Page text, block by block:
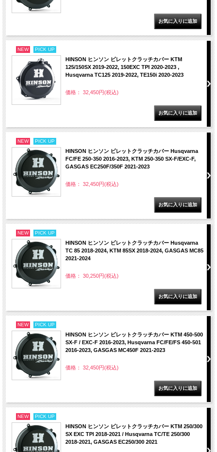
NEW PICK UP
HINSON ヒンソン ビレットクラッチカバー KTM
125/150SX 2019-2022, 150EXC TPI 2020-2023 ,
Husqvarna TC125 2019-2022, TE150i 2020-2023
価格： 32,450円(税込)
NEW PICK UP
HINSON ヒンソン ビレットクラッチカバー Husqvarna
FC/FE 250-350 2016-2023, KTM 250-350 SX-F/EXC-F,
GASGAS EC250F/350F 2021-2023
価格： 32,450円(税込)
NEW PICK UP
HINSON ヒンソン ビレットクラッチカバー Husqvarna
TC 85 2018-2024, KTM 85SX 2018-2024, GASGAS MC85
2021-2024
価格： 30,250円(税込)
NEW PICK UP
HINSON ヒンソン ビレットクラッチカバー KTM 450-500
SX-F / EXC-F 2016-2023, Husqvarna FC/FE/FS 450-501
2016-2023, GASGAS MC450F 2021-2023
価格： 32,450円(税込)
NEW PICK UP
HINSON ヒンソン ビレットクラッチカバー KTM 250/300
SX EXC TPI 2018-2021 / Husqvarna TC/TE 250/300
2018-2021, GASGAS EC250/300 2021